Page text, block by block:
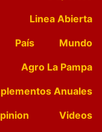
Linea Abierta
País
Mundo
Agro La Pampa
Anuales
Videos